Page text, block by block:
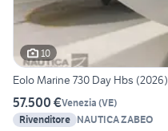
10
Eolo Marine 730 Day Hbs (2026)
57.500 €Venezia (VE)
Rivenditore NAUTICA ZABEO